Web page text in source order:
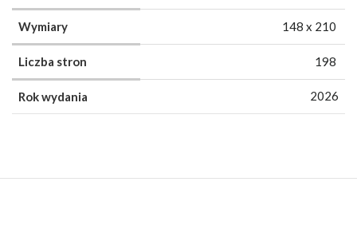
Wymiary 148 x 210
Liczba stron 198
Rok wydania 2026